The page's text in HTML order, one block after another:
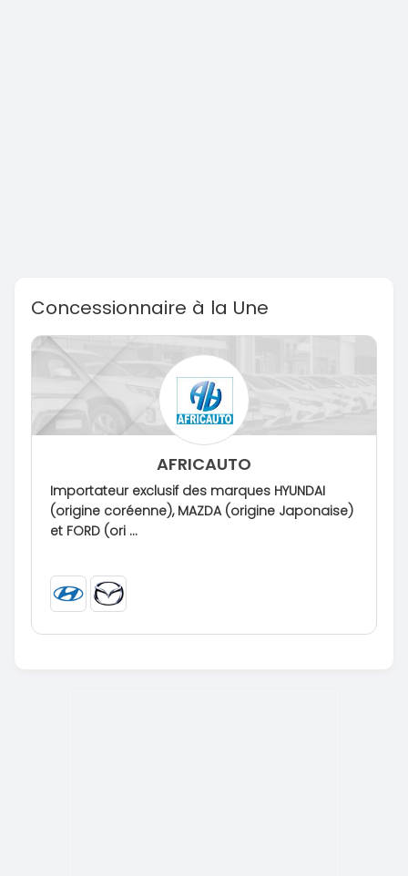
Concessionnaire à la Une
AFRICAUTO
Importateur exclusif des marques HYUNDAI
(origine coréenne), MAZDA (origine Japonaise)
et FORD (ori ...